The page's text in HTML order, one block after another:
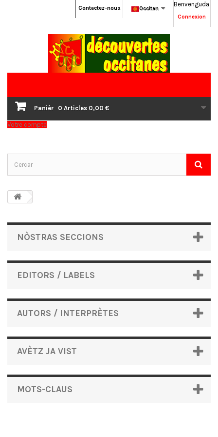
Benvenguda
Connexion
Occitan
Contactez-nous
Panièr 0 Articles 0,00 €
Votre compte
NÒSTRAS SECCIONS
EDITORS / LABELS
AUTORS / INTERPRÈTES
AVÈTZ JA VIST
MOTS-CLAUS